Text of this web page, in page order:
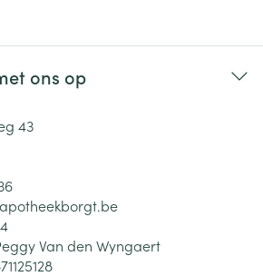
ons op
43
apotheekborgt.be
Van den Wyngaert